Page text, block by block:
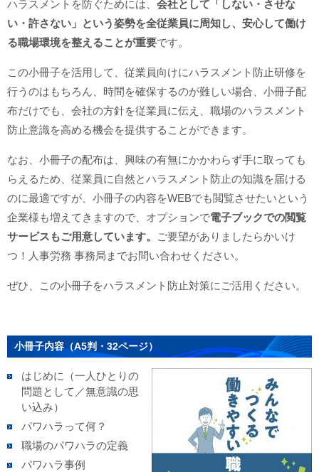
ハラスメントを防ぐためには、 会社として「しない・させな
い・許さない」という姿勢を全従業員に周知し、安心して働け
る職場環境を整えることが重要です。
この小冊子を活用して、従業員向けにハラスメント防止研修を
行うのはもちろん、時間を確保するのが難しい場合、小冊子配
布だけでも、会社の方針を従業員に伝え、職場のハラスメント
防止意識を高める機会を提供することができます。
なお、小冊子の配布は、興味の有無にかかわらず手に取っても
らえるため、従業員に自然とハラスメント防止の知識を届ける
のに最適ですが、小冊子の内容をWEBでも閲覧させたいという
企業様も増えてきますので、オプションで電子ブックでの閲覧
サービスもご用意しています。
ご要望がありましたらかいけ
つ！人事労務 事務局までお問い合わせください。
ぜひ、この小冊子をハラスメント防止対策にご活用ください。
小冊子内容（A5判・32ページ）
はじめに（一人ひとりの
問題として／無意識の思
い込み）
パワハラって何？
職場のパワハラの定義
パワハラ事例